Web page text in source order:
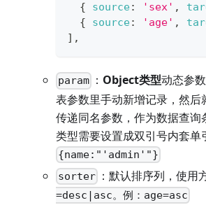
{
source: 'sex' ,
{
source: 'age' ,
] ,
param ： Object类型动态参
表参数里手动新增记录，然后
传递同名参数，作为数据查询
类型需要设置成双引号内套单
{name:"'admin'"}
sorter ：默认排序列，使用
=desc|asc。例：age=asc